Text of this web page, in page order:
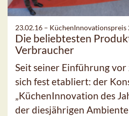
23.02.16 – KüchenInnovationspreis
Die beliebtesten
Verbraucher
Seit seiner Einführung
sich fest etabliert: der
„KüchenInnovation des
der diesjährigen Ambiente